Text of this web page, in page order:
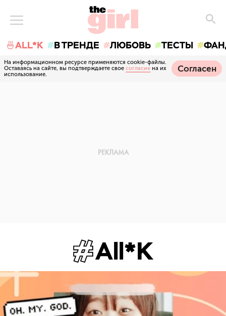
🍜ALL*K В ТРЕНДЕ ЛЮБОВЬ ТЕСТЫ
На информационном ресурсе применяются cookie-файлы.
Оставаясь на сайте, вы подтверждаете свое согласие на их
использование.
Согласен
All*K